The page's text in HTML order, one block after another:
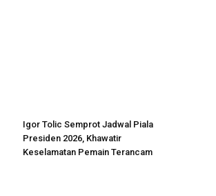
Igor Tolic Semprot Jadwal Piala
Presiden 2026, Khawatir
Keselamatan Pemain Terancam